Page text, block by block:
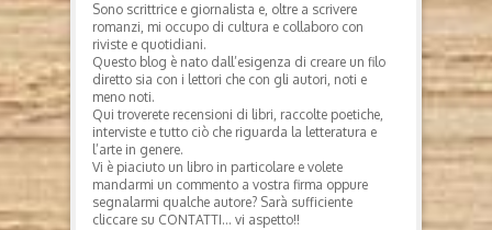
Sono scrittrice e giornalista e, oltre a scrivere
romanzi, mi occupo di cultura e collaboro con
riviste e quotidiani.
Questo blog è nato dall’esigenza di creare un filo
diretto sia con i lettori che con gli autori, noti e
meno noti.
Qui troverete recensioni di libri, raccolte poetiche,
interviste e tutto ciò che riguarda la letteratura e
l’arte in genere.
Vi è piaciuto un libro in particolare e volete
mandarmi un commento a vostra firma oppure
segnalarmi qualche autore? Sarà sufficiente
cliccare su CONTATTI… vi aspetto!!